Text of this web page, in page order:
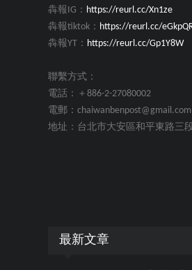
犇報IG： https://reurl.cc/Xn1ze
犇報tiktok： https://reurl.cc/
犇報YT： https://reurl.cc/Gp1Y8W
聯繫方式：
電話：＋886-2-27080002
電郵：chaiwanbenpost@gmail.com
地址：台北市大安區和平東路三
最新文章